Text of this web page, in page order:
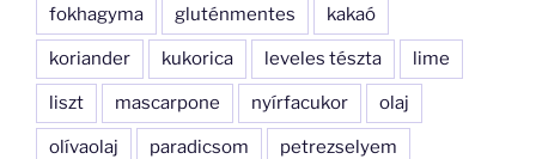
fokhagyma gluténmentes kakaó
koriander kukorica leveles tészta lime
liszt mascarpone nyírfacukor olaj
olívaolaj paradicsom petrezselyem